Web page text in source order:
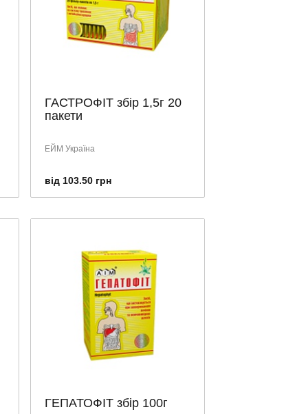
ГАСТРОФІТ збір 1,5г 20
пакети
ЕЙМ Україна
від 103.50 грн
ГЕПАТОФІТ збір 100г